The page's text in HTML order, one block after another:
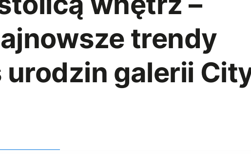
trendy
urodzin galerii